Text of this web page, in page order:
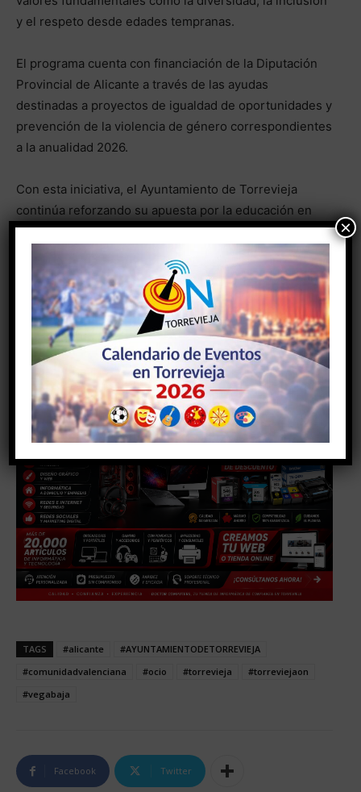
y el respeto desde edades tempranas.
El programa cuenta con financiación de la Diputación
Provincial de Alicante a través de las ayudas
destinadas a proyectos de igualdad de oportunidades y
prevención de la violencia de género correspondientes
a la anualidad 2026.
Con esta iniciativa, el Ayuntamiento de Torrevieja
continúa reforzando su apuesta por la educación en
valores, entendiendo la infancia como una etapa
fundamental para construir una sociedad más
igualitaria, libre y respetuosa.
- Anuncio -
TAGS #alicante
#AYUNTAMIENTODETORREVIEJA
#comunidadvalenciana
#ocio #torrevieja
#torreviejaon
#vegabaja
Facebook Twitter
×